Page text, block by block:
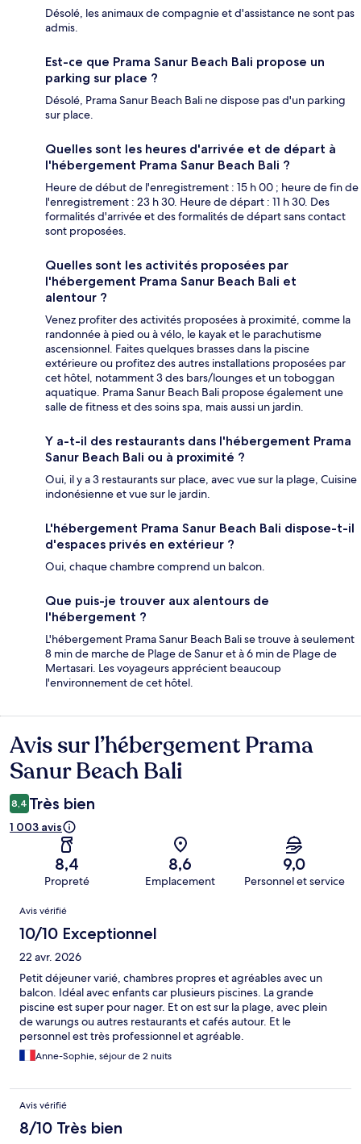
Désolé, les animaux de compagnie et d'assistance ne sont pas
admis.
Est-ce que Prama Sanur Beach Bali propose un
parking sur place ?
Désolé, Prama Sanur Beach Bali ne dispose pas d'un parking
sur place.
Quelles sont les heures d'arrivée et de départ à
l'hébergement Prama Sanur Beach Bali ?
Heure de début de l'enregistrement : 15 h 00 ; heure de fin de
l'enregistrement : 23 h 30. Heure de départ : 11 h 30. Des
formalités d'arrivée et des formalités de départ sans contact
sont proposées.
Quelles sont les activités proposées par
l'hébergement Prama Sanur Beach Bali et
alentour ?
Venez profiter des activités proposées à proximité, comme la
randonnée à pied ou à vélo, le kayak et le parachutisme
ascensionnel. Faites quelques brasses dans la piscine
extérieure ou profitez des autres installations proposées par
cet hôtel, notamment 3 des bars/lounges et un toboggan
aquatique. Prama Sanur Beach Bali propose également une
salle de fitness et des soins spa, mais aussi un jardin.
Y a-t-il des restaurants dans l'hébergement Prama
Sanur Beach Bali ou à proximité ?
Oui, il y a 3 restaurants sur place, avec vue sur la plage, Cuisine
indonésienne et vue sur le jardin.
L'hébergement Prama Sanur Beach Bali dispose-t-il
d'espaces privés en extérieur ?
Oui, chaque chambre comprend un balcon.
Que puis-je trouver aux alentours de
l'hébergement ?
L'hébergement Prama Sanur Beach Bali se trouve à seulement
8 min de marche de Plage de Sanur et à 6 min de Plage de
Mertasari. Les voyageurs apprécient beaucoup
l'environnement de cet hôtel.
Avis
Avis sur l’hébergement Prama
Sanur Beach Bali
8,4 Très bien
1 003 avis
8,4
Propreté
8,6
Emplacement
9,0
Personnel et service
Avis
Avis vérifié
10/10 Exceptionnel
22 avr. 2026
Petit déjeuner varié, chambres propres et agréables avec un
balcon. Idéal avec enfants car plusieurs piscines. La grande
piscine est super pour nager. Et on est sur la plage, avec plein
de warungs ou autres restaurants et cafés autour. Et le
personnel est très professionnel et agréable.
Anne-Sophie, séjour de 2 nuits
Avis vérifié
8/10 Très bien